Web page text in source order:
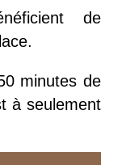
de
minutes de
à seulement